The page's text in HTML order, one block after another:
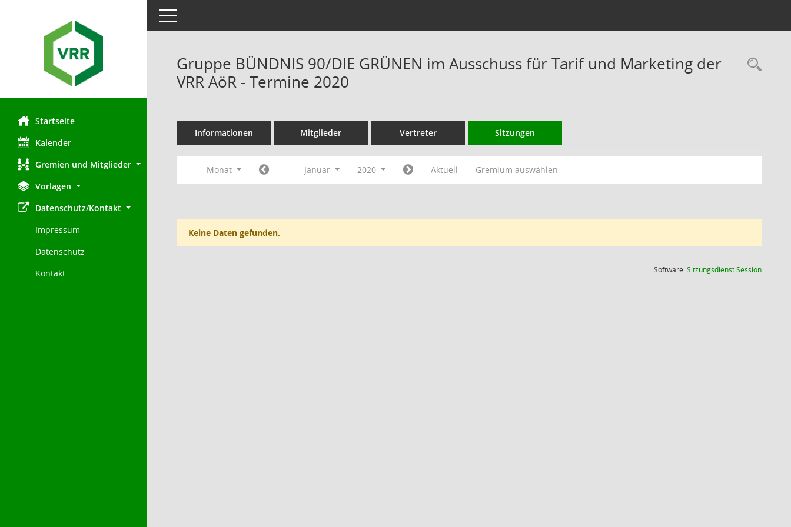
Startseite
Kalender
Gremien und Mitglieder
Vorlagen
Datenschutz/Kontakt
Impressum
Datenschutz
Kontakt
Toggle navigation
Gruppe BÜNDNIS 90/DIE GRÜNEN im Ausschuss für Tarif und Marketing der
VRR AöR - Termine 2020
Informationen Mitglieder Vertreter Sitzungen
Monat Januar 2020 Aktuell Gremium auswählen
Keine Daten gefunden.
Software:SitzungsdienstSession(Wird in